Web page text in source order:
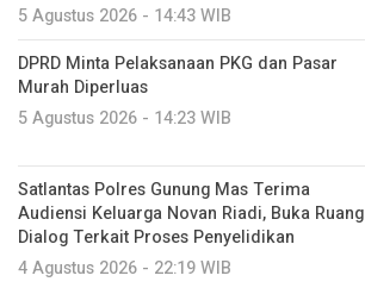
5 Agustus 2026 - 14:43 WIB
DPRD Minta Pelaksanaan PKG dan Pasar
Murah Diperluas
5 Agustus 2026 - 14:23 WIB
Satlantas Polres Gunung Mas Terima
Audiensi Keluarga Novan Riadi, Buka Ruang
Dialog Terkait Proses Penyelidikan
4 Agustus 2026 - 22:19 WIB